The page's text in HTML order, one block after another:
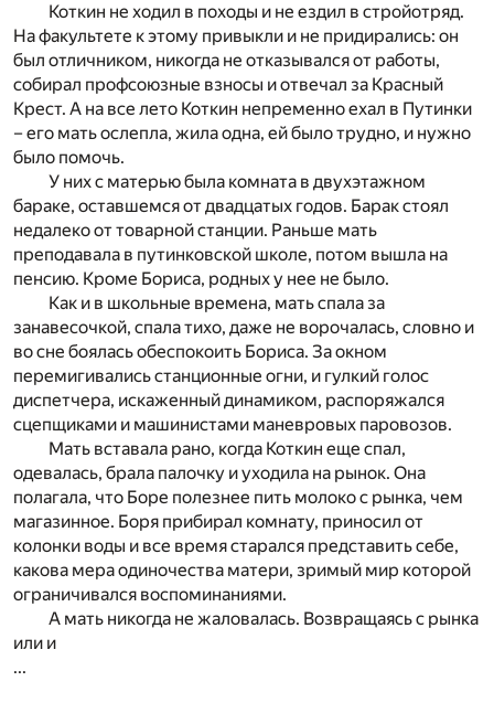
Коткин не ходил в походы и не ездил в стройотряд.
На факультете к этому привыкли и не придирались: он
был отличником, никогда не отказывался от работы,
собирал профсоюзные взносы и отвечал за Красный
Крест. А на все лето Коткин непременно ехал в Путинки
– его мать ослепла, жила одна, ей было трудно, и нужно
было помочь.
У них с матерью была комната в двухэтажном
бараке, оставшемся от двадцатых годов. Барак стоял
недалеко от товарной станции. Раньше мать
преподавала в путинковской школе, потом вышла на
пенсию. Кроме Бориса, родных у нее не было.
Как и в школьные времена, мать спала за
занавесочкой, спала тихо, даже не ворочалась, словно и
во сне боялась обеспокоить Бориса. За окном
перемигивались станционные огни, и гулкий голос
диспетчера, искаженный динамиком, распоряжался
сцепщиками и машинистами маневровых паровозов.
Мать вставала рано, когда Коткин еще спал,
одевалась, брала палочку и уходила на рынок. Она
полагала, что Боре полезнее пить молоко с рынка, чем
магазинное. Боря прибирал комнату, приносил от
колонки воды и все время старался представить себе,
какова мера одиночества матери, зримый мир которой
ограничивался воспоминаниями.
А мать никогда не жаловалась. Возвращаясь с рынка
или и
...